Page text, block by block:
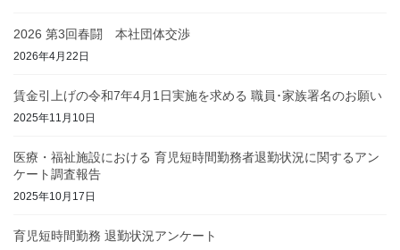
2026 第3回春闘 本社団体交渉
2026年4月22日
賃金引上げの令和7年4月1日実施を求める 職員･家族署名のお願い
2025年11月10日
医療・福祉施設における 育児短時間勤務者退勤状況に関するアン
ケート調査報告
2025年10月17日
育児短時間勤務 退勤状況アンケート